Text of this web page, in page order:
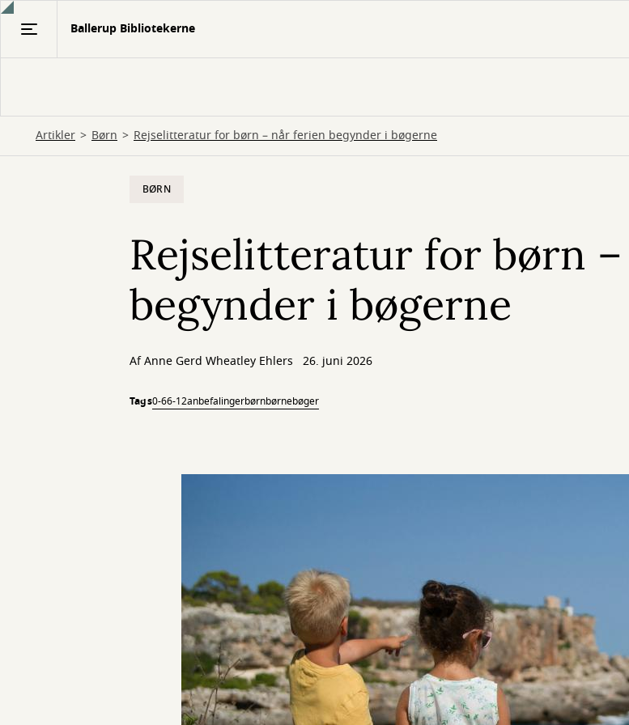
Gå
Ballerup Bibliotekerne
Artikler Børn Rejselitteratur for børn – når ferien begynder i bøgerne
BØRN
Rejselitteratur for børn
begynder i bøgerne
AfAnne Gerd Wheatley Ehlers 26. juni 2026
Tags0-66-12anbefalingerbørnbørnebøger